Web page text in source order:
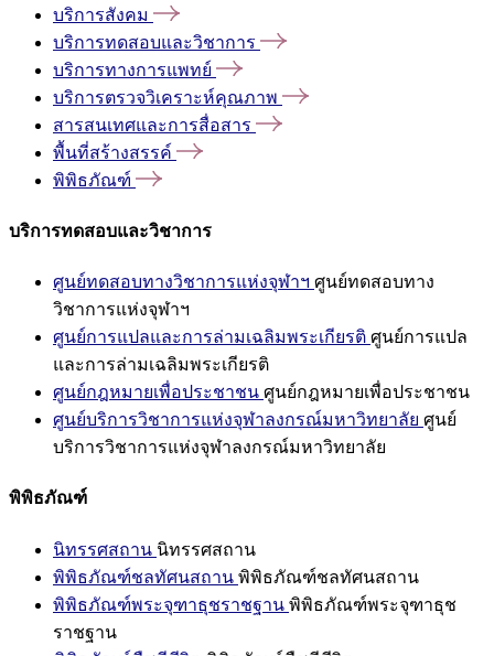
บริการสังคม
บริการทดสอบและวิชาการ
บริการทางการแพทย์
บริการตรวจวิเคราะห์คุณภาพ
สารสนเทศและการสื่อสาร
พื้นที่สร้างสรรค์
พิพิธภัณฑ์
บริการทดสอบและวิชาการ
ศูนย์ทดสอบทางวิชาการแห่งจุฬาฯ ศูนย์ทดสอบทาง
วิชาการแห่งจุฬาฯ
ศูนย์การแปลและการล่ามเฉลิมพระเกียรติ ศูนย์การแปล
และการล่ามเฉลิมพระเกียรติ
ศูนย์กฎหมายเพื่อประชาชน ศูนย์กฎหมายเพื่อประชาชน
ศูนย์บริการวิชาการแห่งจุฬาลงกรณ์มหาวิทยาลัย ศูนย์
บริการวิชาการแห่งจุฬาลงกรณ์มหาวิทยาลัย
พิพิธภัณฑ์
นิทรรศสถาน นิทรรศสถาน
พิพิธภัณฑ์ชลทัศนสถาน พิพิธภัณฑ์ชลทัศนสถาน
พิพิธภัณฑ์พระจุฑาธุชราชฐาน พิพิธภัณฑ์พระจุฑาธุช
ราชฐาน